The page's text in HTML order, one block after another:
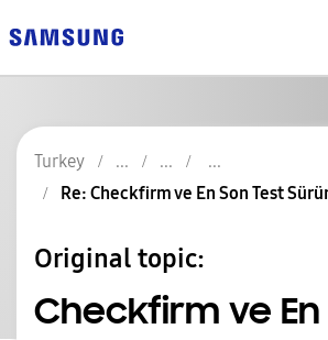
Turkey
Re: Checkfirm ve En Son Test
Original topic:
Checkfirm ve En